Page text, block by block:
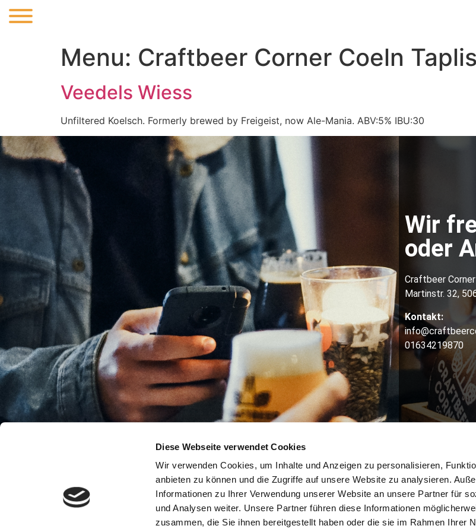
Diese Webseite verwendet Cookies
Wir verwenden Cookies, um Inhalte und Anzeigen zu personalisieren,
anbieten zu können und die Zugriffe auf unsere Website zu analysieren.
Informationen zu Ihrer Verwendung unserer Website an unsere Partner für
und Analysen weiter. Unsere Partner führen diese Informationen
zusammen, die Sie ihnen bereitgestellt haben oder die sie im Rahmen Ihrer
Menu: Craftbeer Corner Coeln
Veedels Wiess
Unfiltered Koelsch. Formerly brewed by Freigeist, now Ale-Mania. ABV:5% IBU:30
Wir
oder
Craftbeer
Martinstr. 32,
Kontakt:
01634219870